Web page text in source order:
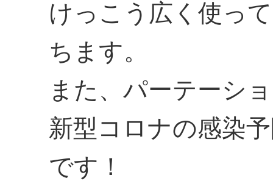
けっこう広く使っ
ちます。
また、パーテーシ
新型コロナの感染
です！